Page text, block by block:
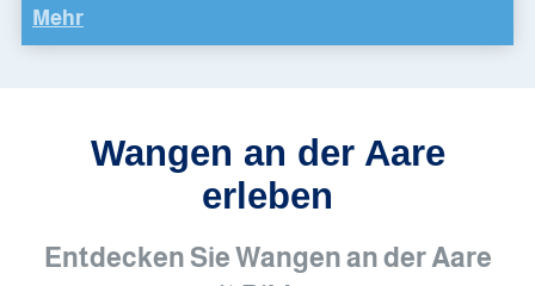
Mehr
Wangen an der Aare
erleben
Entdecken Sie Wangen an der Aare